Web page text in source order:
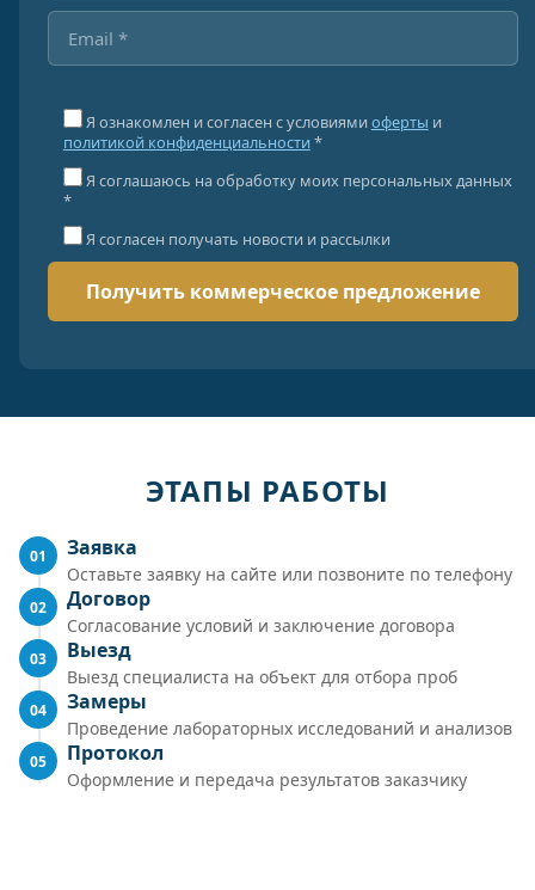
Я ознакомлен и согласен с условиями оферты и
политикой конфиденциальности *
Я соглашаюсь на обработку моих персональных данных
*
Я согласен получать новости и рассылки
ЭТАПЫ РАБОТЫ
01 Заявка
Оставьте заявку на сайте или позвоните по телефону
02 Договор
Согласование условий и заключение договора
03 Выезд
Выезд специалиста на объект для отбора проб
04 Замеры
Проведение лабораторных исследований и анализов
05 Протокол
Оформление и передача результатов заказчику